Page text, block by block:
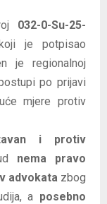
032-0-Su-25-
je potpisao
je regionalnoj
po prijavi
mjere protiv
i protiv
nema pravo
advokata zbog
a posebno